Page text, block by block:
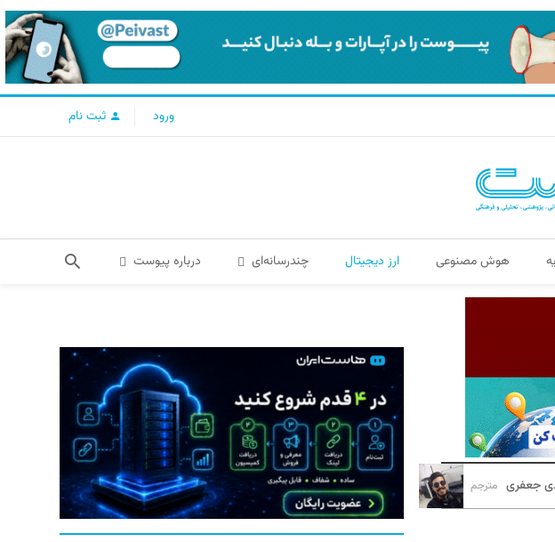
ورود ثبت نام
هوش مصنوعی ارز دیجیتال چندرسانه‌ای درباره پیوست
جعفری مترجم